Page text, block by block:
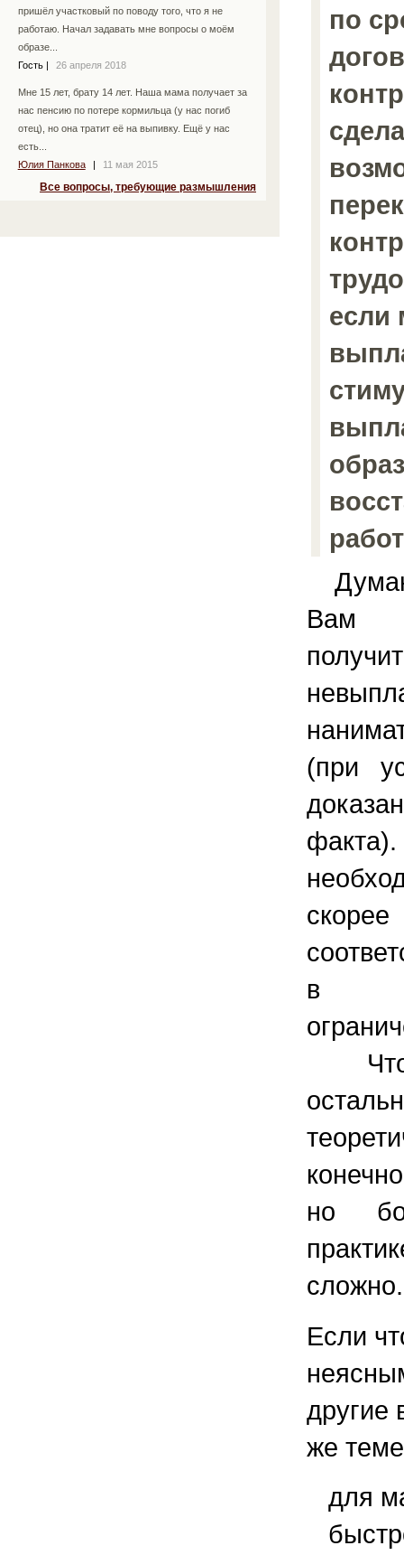
пришёл участковый по поводу того, что я не
работаю. Начал задавать мне вопросы о моём
образе...
Гость
26 апреля 2018
Мне 15 лет, брату 14 лет. Наша мама получает за
нас пенсию по потере кормильца (у нас погиб
отец), но она тратит её на выпивку. Ещё у нас
есть...
Юлия Панкова
11 мая 2015
Все вопросы, требующие размышления
по
если
Вам
(при
в
Что
но
сложно.
Если
другие
же
для